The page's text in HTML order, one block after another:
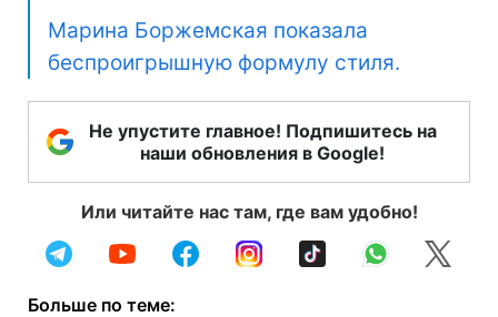
Марина Боржемская показала
беспроигрышную формулу стиля.
Не упустите главное! Подпишитесь на
наши обновления в Google!
Или читайте нас там, где вам удобно!
Больше по теме: